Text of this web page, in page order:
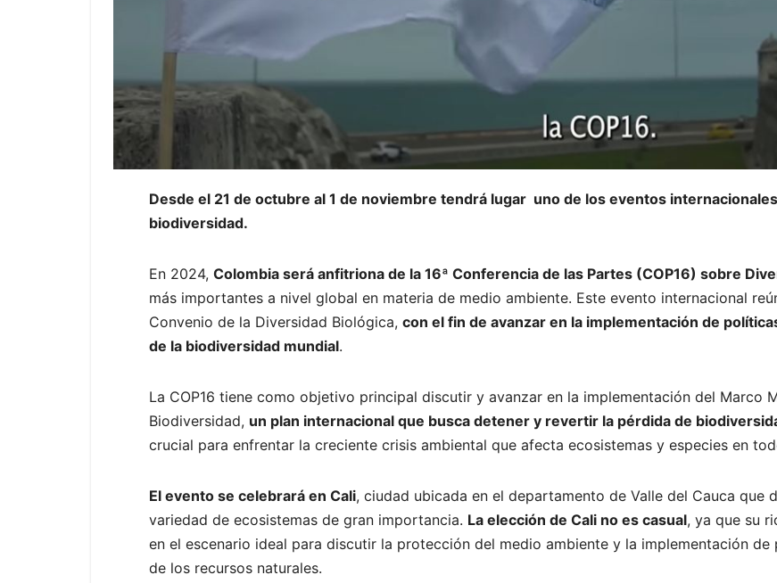
Desde el 21 de octubre al 1 de noviembre tendrá lugar uno de los eventos
biodiversidad.
En 2024, Colombia será anfitriona de la 16ª Conferencia de las Partes (COP16) sobre
más importantes a nivel global en materia de medio ambiente. Este evento internacional
Convenio de la Diversidad Biológica, con el fin de avanzar en la implementación de
de la biodiversidad mundial.
La COP16 tiene como objetivo principal discutir y avanzar en la implementación del Marco
Biodiversidad, un plan internacional que busca detener y revertir la pérdida de
crucial para enfrentar la creciente crisis ambiental que afecta ecosistemas y especies en
El evento se celebrará en Cali, ciudad ubicada en el departamento de Valle del Cauca que
variedad de ecosistemas de gran importancia. La elección de Cali no es casual, ya que su
en el escenario ideal para discutir la protección del medio ambiente y la implementación
de los recursos naturales.